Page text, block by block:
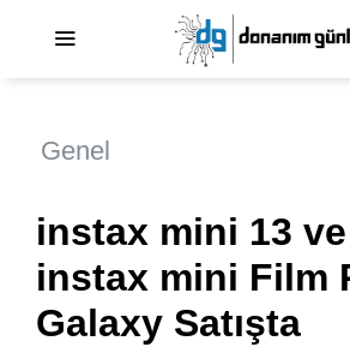
Genel
instax mini 13
instax mini Film
Galaxy Satışta